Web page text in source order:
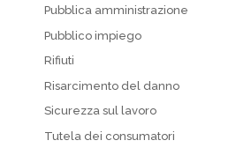
Pubblica amministrazione
Pubblico impiego
Rifiuti
Risarcimento del danno
Sicurezza sul lavoro
Tutela dei consumatori